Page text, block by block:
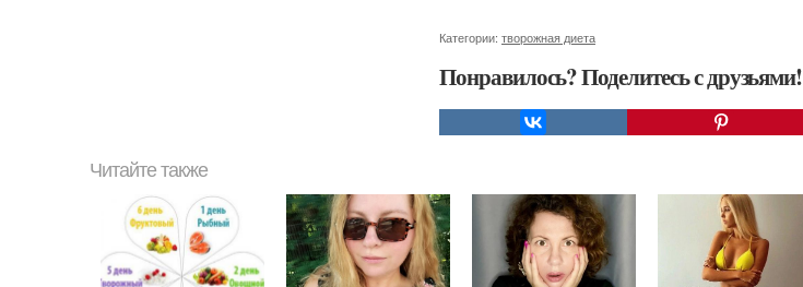
Категории: творожная диета
Понравилось? Поделитесь с друзьями!
Читайте также